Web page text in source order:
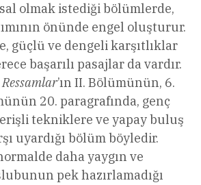
olmak istediği bölümlerde,
önünde engel oluşturur.
güçlü ve dengeli karşıtlıklar
başarılı pasajlar da vardır.
’ın II. Bölümünün, 6.
20. paragrafında, genç
tekniklere ve yapay buluş
uyardığı bölüm böyledir.
daha yaygın ve
pek hazırlamadığı